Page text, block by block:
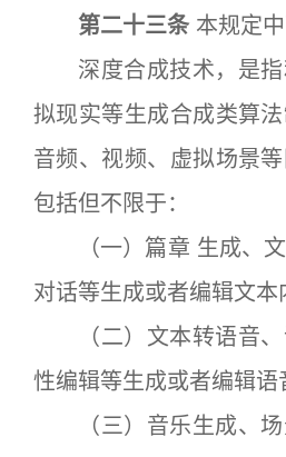
第二十三条 本规定
深度合成技术，是指
拟现实等生成合成类算法
音频、视频、虚拟场景等
包括但不限于：
（一）篇章 生成、文
对话等生成或者编辑文本
（二）文本转语音、
性编辑等生成或者编辑语
（三）音乐生成、场